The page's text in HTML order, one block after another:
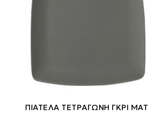
ΠΙΑΤΕΛΑ ΤΕΤΡΑΓΩΝH ΓΚΡΙ ΜΑΤ